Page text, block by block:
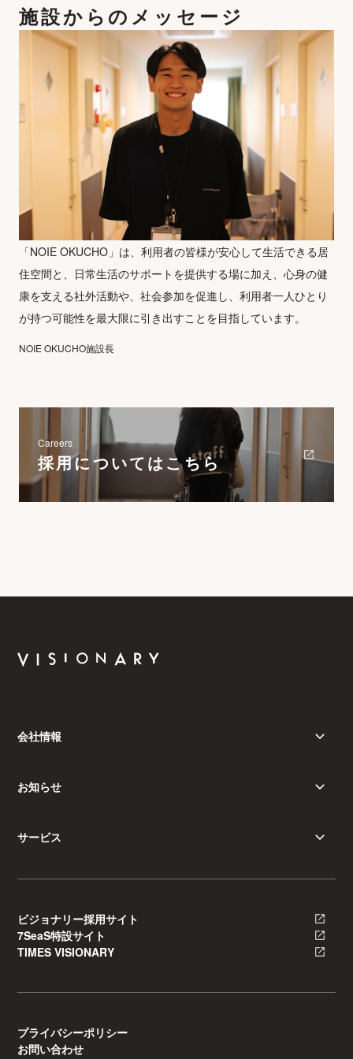
施設からのメッセージ
「NOIE OKUCHO」は、利用者の皆様が安心して生活できる居
住空間と、日常生活のサポートを提供する場に加え、心身の健
康を支える社外活動や、社会参加を促進し、利用者一人ひとり
が持つ可能性を最大限に引き出すことを目指しています。
NOIE OKUCHO施設長
Careers
採用についてはこちら
会社情報
お知らせ
サービス
ビジョナリー採用サイト
7SeaS特設サイト
TIMES VISIONARY
プライバシーポリシー
お問い合わせ